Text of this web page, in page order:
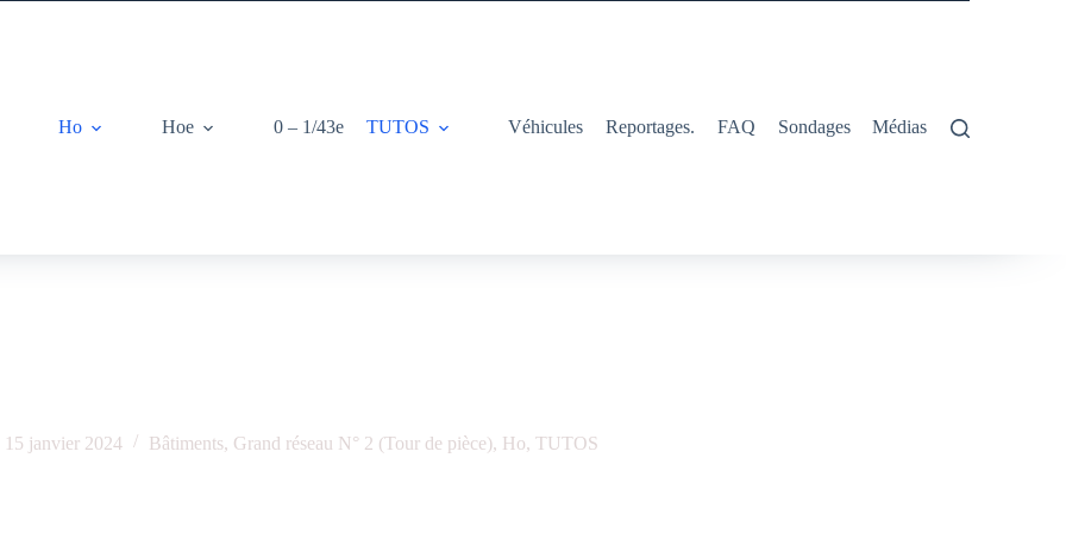
Ho Hoe 0 – 1/43e TUTOS Véhicules Reportages. FAQ Sondages Médias
15 janvier 2024 Bâtiments, Grand réseau N° 2 (Tour de pièce), Ho, TUTOS